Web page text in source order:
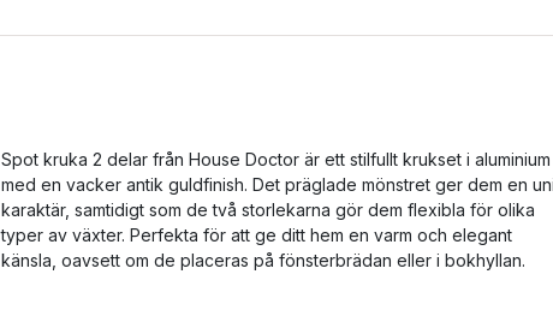
Spot kruka 2 delar från House Doctor är ett stilfullt krukset i aluminium
med en vacker antik guldfinish. Det präglade mönstret ger dem en
karaktär, samtidigt som de två storlekarna gör dem flexibla för olika
typer av växter. Perfekta för att ge ditt hem en varm och elegant
känsla, oavsett om de placeras på fönsterbrädan eller i bokhyllan.